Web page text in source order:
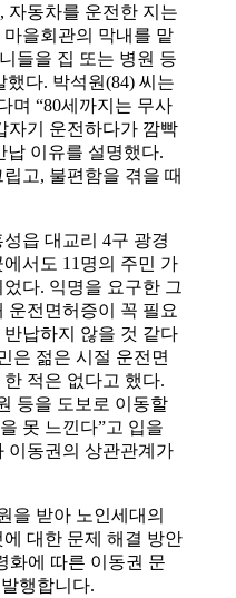
자동차를 운전한 지는
을회관의 막내를 맡
들을 집 또는 병원 등
했다. 박석원(84) 씨는
며 “80세까지는 무사
자기 운전하다가 깜빡
납 이유를 설명했다.
고, 불편함을 겪을 때
읍 대교리 4구 광경
서도 11명의 주민 가
다. 익명을 요구한 그
운전면허증이 꼭 필요
납하지 않을 것 같다
은 젊은 시절 운전면
적은 없다고 했다.
등을 도보로 이동할
못 느낀다”고 입을
이동권의 상관관계가
을 받아 노인세대의
대한 문제 해결 방안
화에 따른 이동권 문
행합니다.